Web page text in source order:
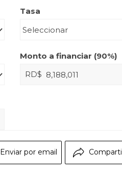
Tasa
Monto a financiar (90%)
RD$
Enviar por email